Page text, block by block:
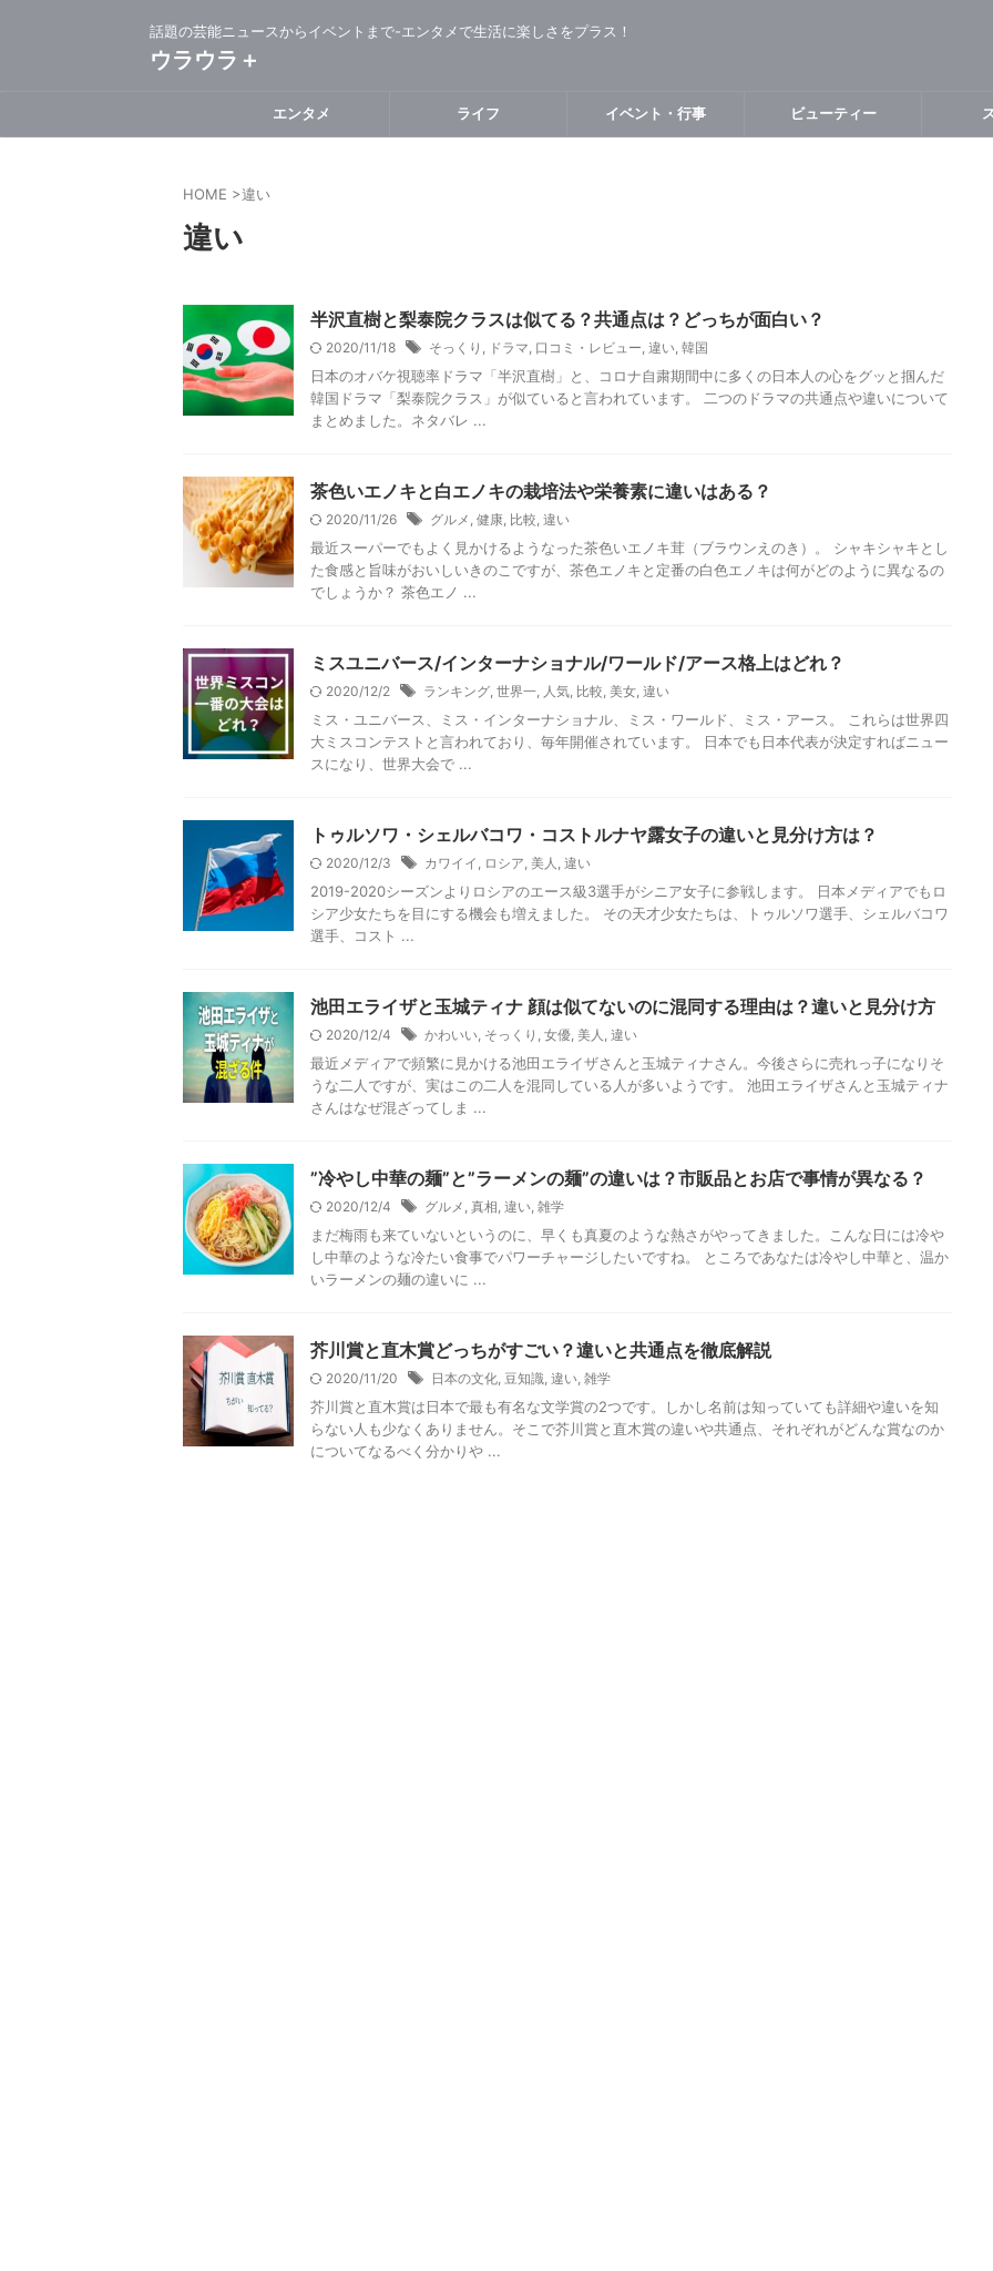
話題の芸能ニュースからイベントまで-エンタメで生活に楽しさをプラス！
ウラウラ＋
エンタメ ライフ イベント・行事 ビューティー
HOME >違い
違い
半沢直樹と梨泰院クラスは似てる？共通点は？どっちが面白い？
2020/11/18 そっくり , ドラマ, 口コミ・レビュー, 違い, 韓国
日本のオバケ視聴率ドラマ「半沢直樹」と、コロナ自粛期間中に多くの日本人の心をグッと掴んだ
韓国ドラマ「梨泰院クラス」が似ていると言われています。 二つのドラマの共通点や違いについて
まとめました。ネタバレ ...
茶色いエノキと白エノキの栽培法や栄養素に違いはある？
2020/11/26 グルメ , 健康, 比較, 違い
最近スーパーでもよく見かけるようなった茶色いエノキ茸（ブラウンえのき）。 シャキシャキとし
た食感と旨味がおいしいきのこですが、茶色エノキと定番の白色エノキは何がどのように異なるの
でしょうか？ 茶色エノ ...
ミスユニバース/インターナショナル/ワールド/アース格上はどれ？
2020/12/2 ランキング, 世界一, 人気, 比較, 美女, 違い
ミス・ユニバース、ミス・インターナショナル、ミス・ワールド、ミス・アース。 これらは世界四
大ミスコンテストと言われており、毎年開催されています。 日本でも日本代表が決定すればニュー
スになり、世界大会で ...
トゥルソワ・シェルバコワ・コストルナヤ露女子の違いと見分け方は？
2020/12/3 カワイイ , ロシア, 美人 , 違い
2019-2020シーズンよりロシアのエース級3選手がシニア女子に参戦します。 日本メディアでもロ
シア少女たちを目にする機会も増えました。 その天才少女たちは、トゥルソワ選手、シェルバコワ
選手、コスト ...
池田エライザと玉城ティナ 顔は似てないのに混同する理由は？違いと見分け方
2020/12/4 かわいい, そっくり , 女優, 美人 , 違い
最近メディアで頻繁に見かける池田エライザさんと玉城ティナさん。今後さらに売れっ子になりそ
うな二人ですが、実はこの二人を混同している人が多いようです。 池田エライザさんと玉城ティナ
さんはなぜ混ざってしま ...
”冷やし中華の麺”と”ラーメンの麺”の違いは？市販品とお店で事情が異なる？
2020/12/4 グルメ , 真相, 違い, 雑学
まだ梅雨も来ていないというのに、早くも真夏のような熱さがやってきました。こんな日には冷や
し中華のような冷たい食事でパワーチャージしたいですね。 ところであなたは冷やし中華と、温か
いラーメンの麺の違いに ...
芥川賞と直木賞どっちがすごい？違いと共通点を徹底解説
2020/11/20 日本の文化, 豆知識, 違い, 雑学
芥川賞と直木賞は日本で最も有名な文学賞の2つです。しかし名前は知っていても詳細や違いを知
らない人も少なくありません。そこで芥川賞と直木賞の違いや共通点、それぞれがどんな賞なのか
についてなるべく分かりや ...